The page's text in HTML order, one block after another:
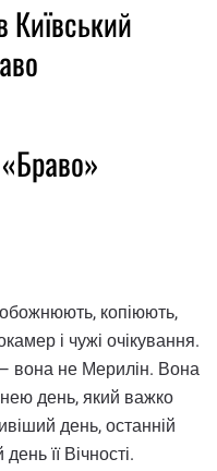
Київський
обожнюють, копіюють,
і чужі очікування.
вона не Мерилін. Вона
день, який важко
день, останній
її Вічності.